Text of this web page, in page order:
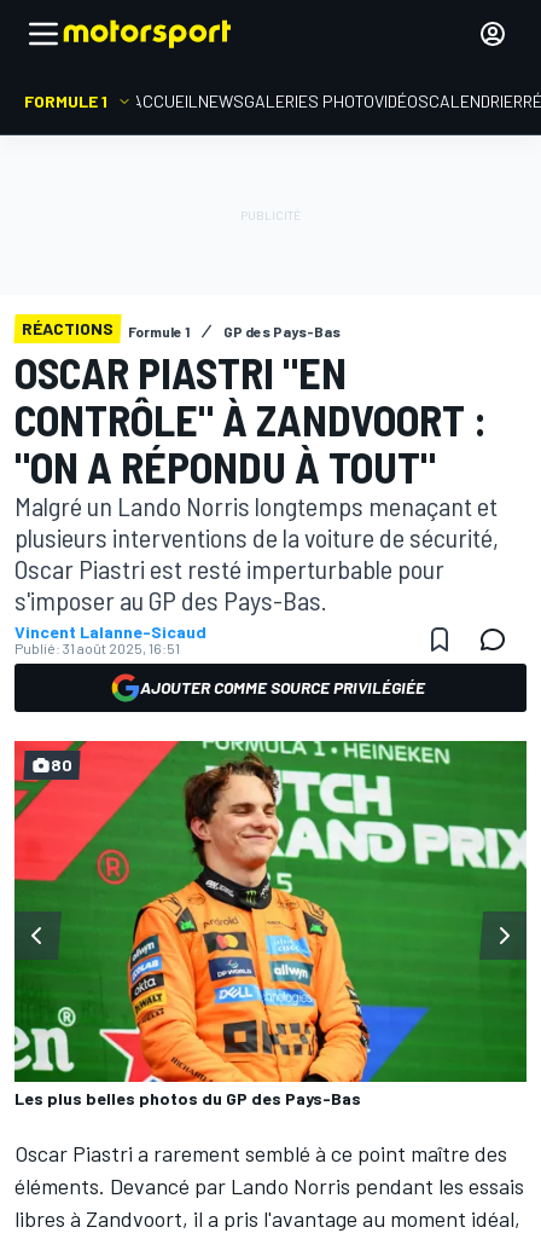
FORMULE 1 ACCUEIL NEWSGALERIES PHOTOVIDÉOSCALENDRIER
RÉACTIONS Formule 1 GP des Pays-Bas
OSCAR PIASTRI "EN
CONTRÔLE" À ZANDVOORT :
"ON A RÉPONDU À TOUT"
Malgré un Lando Norris longtemps menaçant et
plusieurs interventions de la voiture de sécurité,
Oscar Piastri est resté imperturbable pour
s'imposer au GP des Pays-Bas.
Vincent Lalanne-Sicaud
Publié: 31 août 2025, 16:51
AJOUTER COMME SOURCE PRIVILÉGIÉE
Les plus belles photos du GP des Pays-Bas
80
Oscar Piastri a rarement semblé à ce point maître des
éléments. Devancé par Lando Norris pendant les essais
libres à Zandvoort, il a pris l'avantage au moment idéal,